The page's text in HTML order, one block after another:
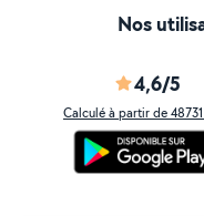
Nos
4,6/5
Calculé à partir de